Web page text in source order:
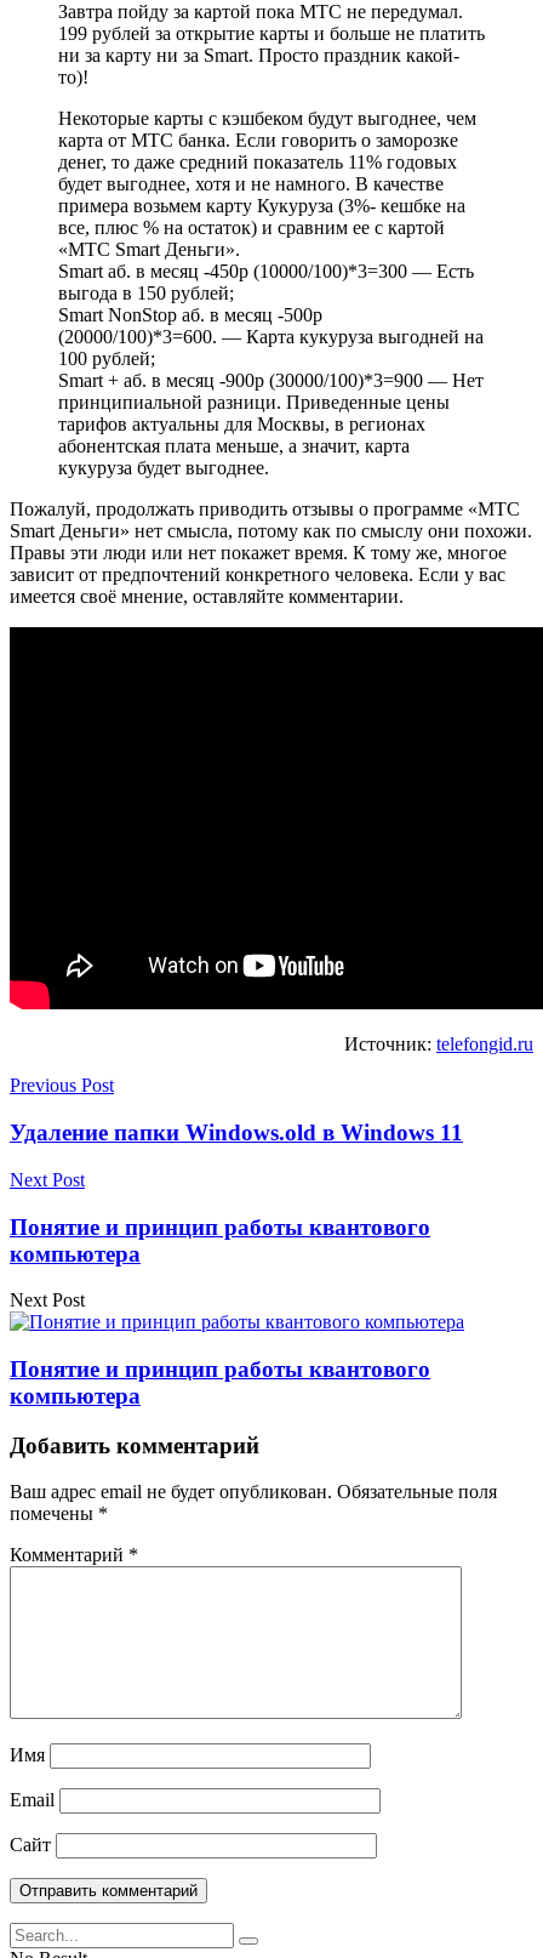
Завтра пойду за картой пока МТС не передумал.
199 рублей за открытие карты и больше не платить
ни за карту ни за Smart. Просто праздник какой-
то)!
Некоторые карты с кэшбеком будут выгоднее, чем
карта от МТС банка. Если говорить о заморозке
денег, то даже средний показатель 11% годовых
будет выгоднее, хотя и не намного. В качестве
примера возьмем карту Кукуруза (3%- кешбке на
все, плюс % на остаток) и сравним ее с картой
«МТС Smart Деньги».
Smart аб. в месяц -450р (10000/100)*3=300 — Есть
выгода в 150 рублей;
Smart NonStop аб. в месяц -500р
(20000/100)*3=600. — Карта кукуруза выгодней на
100 рублей;
Smart + аб. в месяц -900р (30000/100)*3=900 — Нет
принципиальной разници. Приведенные цены
тарифов актуальны для Москвы, в регионах
абонентская плата меньше, а значит, карта
кукуруза будет выгоднее.
Пожалуй, продолжать приводить отзывы о программе «МТС
Smart Деньги» нет смысла, потому как по смыслу они похожи.
Правы эти люди или нет покажет время. К тому же, многое
зависит от предпочтений конкретного человека. Если у вас
имеется своё мнение, оставляйте комментарии.
Источник: telefongid.ru
Previous Post
Удаление папки Windows.old в Windows 11
Next Post
Понятие и принцип работы квантового
компьютера
Next Post
Понятие и принцип работы квантового
компьютера
Добавить комментарий
Ваш адрес email не будет опубликован. Обязательные поля
помечены *
Комментарий *
Имя
Email
Сайт